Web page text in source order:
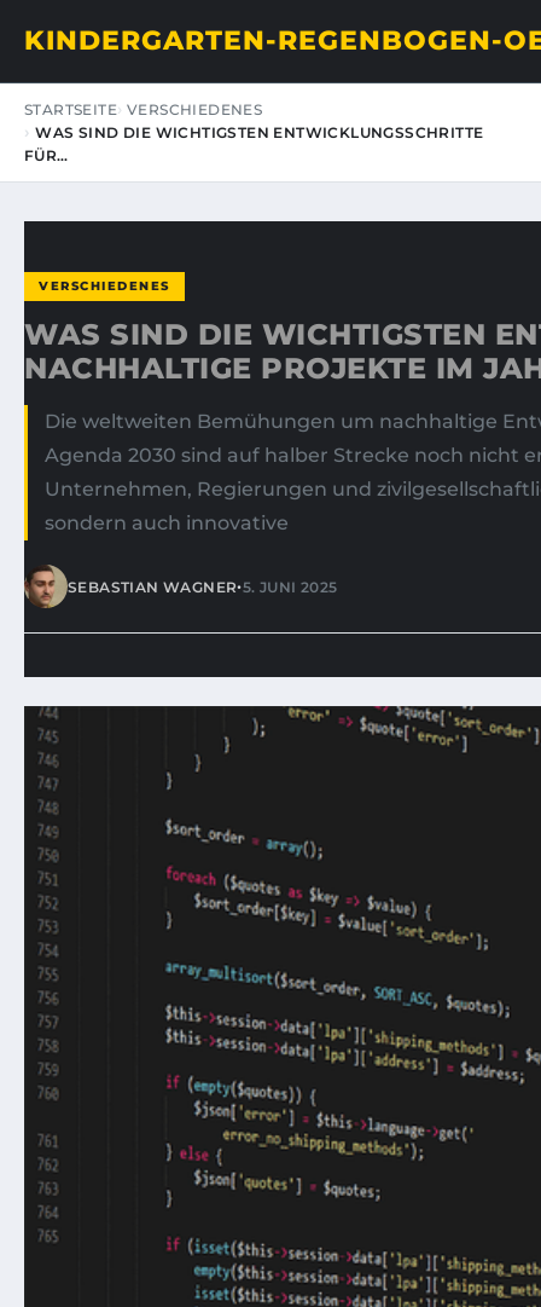
KINDERGARTEN-REGENBOGEN-
STARTSEITE VERSCHIEDENES
WAS SIND DIE WICHTIGSTEN ENTWICKLUNGSSCHRITTE
FÜR…
VERSCHIEDENES
WAS SIND DIE WICHTIGSTEN
NACHHALTIGE PROJEKTE IM
Die weltweiten Bemühungen um nachhaltige
Agenda 2030 sind auf halber Strecke noch nicht
Unternehmen, Regierungen und
sondern auch innovative
SEBASTIAN WAGNER•5. JUNI 2025